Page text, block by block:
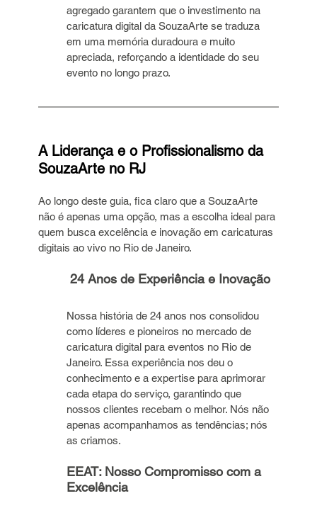
agregado garantem que o investimento na
caricatura digital da SouzaArte se traduza
em uma memória duradoura e muito
apreciada, reforçando a identidade do seu
evento no longo prazo.
A Liderança e o Profissionalismo da
SouzaArte no RJ
Ao longo deste guia, fica claro que a SouzaArte
não é apenas uma opção, mas a escolha ideal para
quem busca excelência e inovação em caricaturas
digitais ao vivo no Rio de Janeiro.
24 Anos de Experiência e Inovação
Nossa história de 24 anos nos consolidou
como líderes e pioneiros no mercado de
caricatura digital para eventos no Rio de
Janeiro. Essa experiência nos deu o
conhecimento e a expertise para aprimorar
cada etapa do serviço, garantindo que
nossos clientes recebam o melhor. Nós não
apenas acompanhamos as tendências; nós
as criamos.
EEAT: Nosso Compromisso com a
Excelência